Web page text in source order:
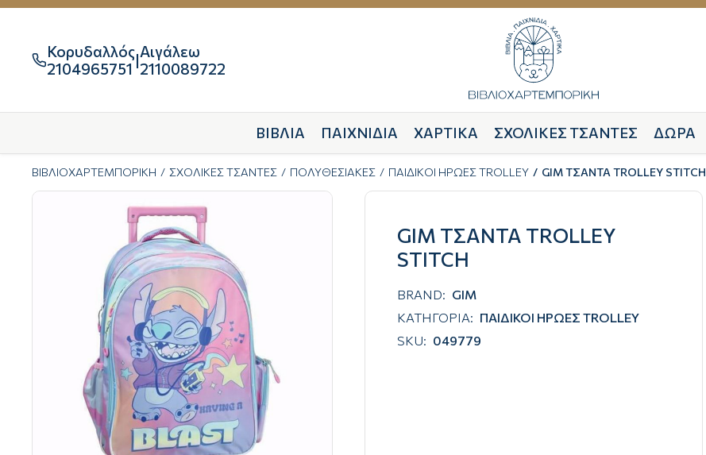
Κορυδαλλός
2104965751 |Αιγάλεω
2110089722
ΒΙΒΛΙΑ ΠΑΙΧΝΙΔΙΑ ΧΑΡΤΙΚΑ ΣΧΟΛΙΚΕΣ ΤΣΑΝΤΕΣ ΔΩΡΑ
ΒΙΒΛΙΟΧΑΡΤΕΜΠΟΡΙΚΗ ΣΧΟΛΙΚΕΣ ΤΣΑΝΤΕΣ ΠΟΛΥΘΕΣΙΑΚΕΣ ΠΑΙΔΙΚΟΙ ΗΡΩΕΣ TROLLEY GIM ΤΣΑΝΤΑ TROLLEY STITCH
GIM ΤΣΑΝΤΑ TROLLEY
STITCH
BRAND: GIM
ΚΑΤΗΓΟΡΙΑ: ΠΑΙΔΙΚΟΙ ΗΡΩΕΣ TROLLEY
SKU: 049779